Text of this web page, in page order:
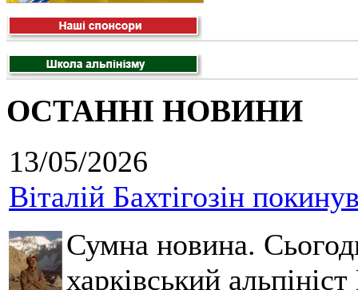
ОСТАННІ НОВИНИ
13/05/2026
Віталій Бахтігозін
Сумна новина.
харківський